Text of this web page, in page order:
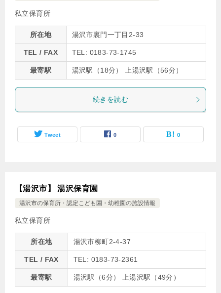
私立保育所
所在地 湯沢市裏門一丁目2-33
TEL / FAX TEL: 0183-73-1745
最寄駅 湯沢駅（18分） 上湯沢駅（56分）
続きを読む
Tweet 0 0
【湯沢市】 湯沢保育園
湯沢市の保育所・認定こども園・幼稚園の施設情報
私立保育所
所在地 湯沢市柳町2-4-37
TEL / FAX TEL: 0183-73-2361
最寄駅 湯沢駅（6分） 上湯沢駅（49分）